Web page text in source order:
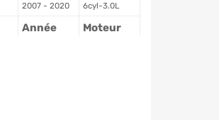
Année Moteur
2007 - 2020 6cyl-3.0L